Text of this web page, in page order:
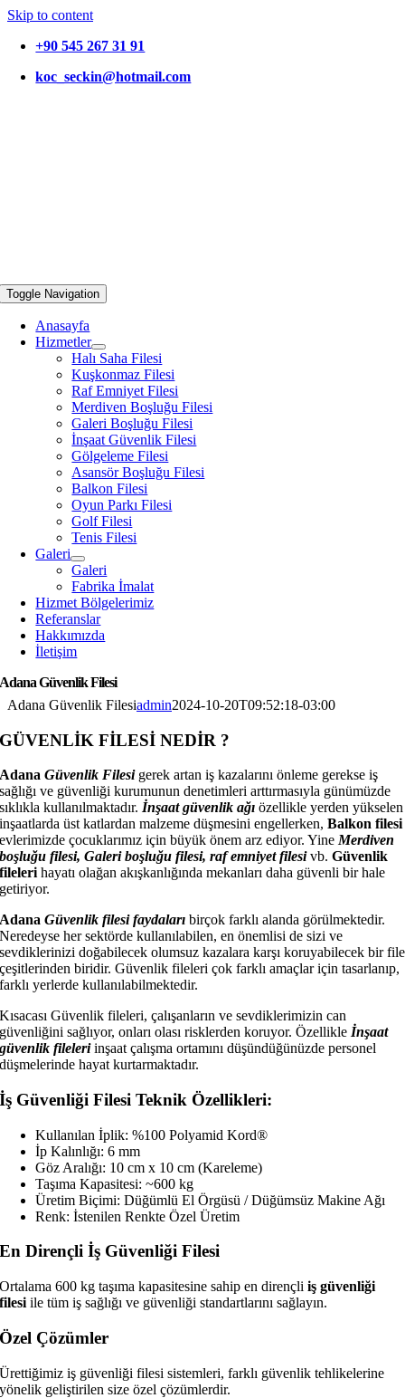
Skip to content
+90 545 267 31 91
koc_seckin@hotmail.com
Toggle Navigation
Anasayfa
Hizmetler
Halı Saha Filesi
Kuşkonmaz Filesi
Raf Emniyet Filesi
Merdiven Boşluğu Filesi
Galeri Boşluğu Filesi
İnşaat Güvenlik Filesi
Gölgeleme Filesi
Asansör Boşluğu Filesi
Balkon Filesi
Oyun Parkı Filesi
Golf Filesi
Tenis Filesi
Galeri
Galeri
Fabrika İmalat
Hizmet Bölgelerimiz
Referanslar
Hakkımızda
İletişim
Adana Güvenlik Filesi
Adana Güvenlik Filesiadmin2024-10-20T09:52:18-03:00
GÜVENLİK FİLESİ NEDİR ?
AdanaGüvenlik Filesigerek artan iş kazalarını önleme gerekse iş
sağlığı ve güvenliği kurumunun denetimleri arttırmasıyla günümüzde
sıklıkla kullanılmaktadır. İnşaat güvenlik ağıözellikle yerden yükselen
inşaatlarda üst katlardan malzeme düşmesini engellerken,Balkon filesi
evlerimizde çocuklarımız için büyük önem arz ediyor. Yine Merdiven
boşluğu filesi, Galeri boşluğu filesi, raf emniyet filesivb.Güvenlik
filelerihayatı olağan akışkanlığında mekanları daha güvenli bir hale
getiriyor.
Adana Güvenlik filesi faydaları birçok farklı alanda görülmektedir.
Neredeyse her sektörde kullanılabilen, en önemlisi de sizi ve
sevdiklerinizi doğabilecek olumsuz kazalara karşı koruyabilecek bir file
çeşitlerinden biridir. Güvenlik fileleri çok farklı amaçlar için tasarlanıp,
farklı yerlerde kullanılabilmektedir.
Kısacası Güvenlik fileleri, çalışanların ve sevdiklerimizin can
güvenliğini sağlıyor, onları olası risklerden koruyor. Özellikle İnşaat
güvenlik fileleri inşaat çalışma ortamını düşündüğünüzde personel
düşmelerinde hayat kurtarmaktadır.
İş Güvenliği Filesi Teknik Özellikleri:
Kullanılan İplik: %100 Polyamid Kord®
İp Kalınlığı: 6 mm
Göz Aralığı: 10 cm x 10 cm (Kareleme)
Taşıma Kapasitesi: ~600 kg
Üretim Biçimi: Düğümlü El Örgüsü / Düğümsüz Makine Ağı
Renk: İstenilen Renkte Özel Üretim
En Dirençli İş Güvenliği Filesi
Ortalama 600 kg taşıma kapasitesine sahip en dirençliiş güvenliği
filesi ile tüm iş sağlığı ve güvenliği standartlarını sağlayın.
Özel Çözümler
Ürettiğimiz iş güvenliği filesi sistemleri, farklı güvenlik tehlikelerine
yönelik geliştirilen size özel çözümlerdir.